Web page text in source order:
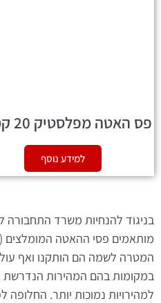
פס האטה מפלסטיק 20 קמ"ש
למידע נוסף
בניגוד להנחיות משרד
המטרה לשמה הם הותקנו ואף
למהירויות נמוכות יותר.